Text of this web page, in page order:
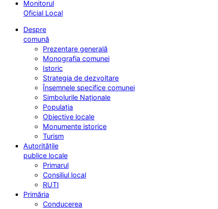
Monitorul
Oficial Local
Despre
comună
Prezentare generală
Monografia comunei
Istoric
Strategia de dezvoltare
Însemnele specifice comunei
Simbolurile Naționale
Populația
Obiective locale
Monumente istorice
Turism
Autoritățile
publice locale
Primarul
Consiliul local
RUTI
Primăria
Conducerea